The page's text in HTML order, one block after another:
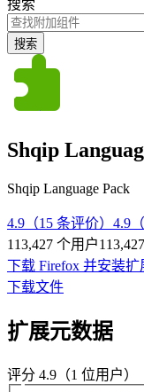
搜索
搜索
Shqip
Shqip Language Pack
4.9（15 条评价） 4.9
113,427 个用户
下载 Firefox 并安装扩
下载文件
扩展元数据
评分 4.9（1 位用户）